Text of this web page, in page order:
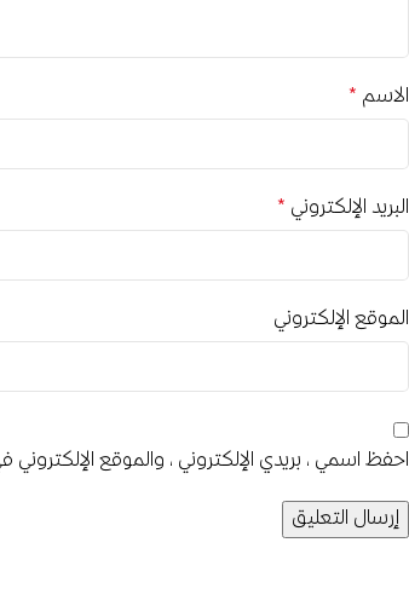
الاسم *
البريد الإلكتروني *
الموقع الإلكتروني
احفظ اسمي، بريدي الإلكتروني، والموقع